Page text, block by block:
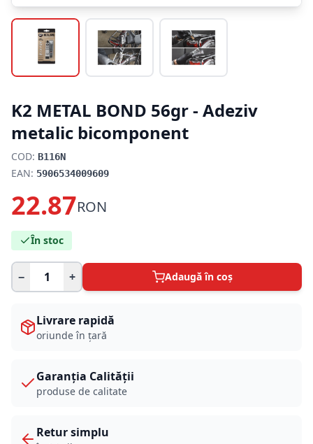
K2 METAL BOND 56gr - Adeziv
metalic bicomponent
COD: B116N
EAN: 5906534009609
22.87RON
În stoc
− + Adaugă în coș
Livrare rapidă
oriunde în țară
Garanția Calității
produse de calitate
Retur simplu